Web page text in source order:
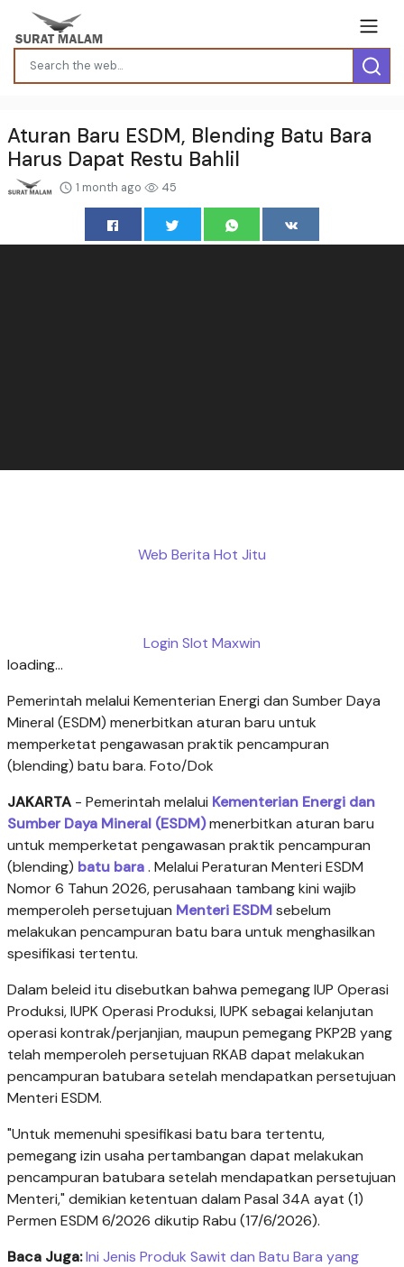
Aturan Baru ESDM, Blending Batu Bara
Harus Dapat Restu Bahlil
1 month ago 45
Web Berita Hot Jitu
Login Slot Maxwin
loading...
Pemerintah melalui Kementerian Energi dan Sumber Daya
Mineral (ESDM) menerbitkan aturan baru untuk
memperketat pengawasan praktik pencampuran
(blending) batu bara. Foto/Dok
JAKARTA - Pemerintah melalui Kementerian Energi dan
Sumber Daya Mineral (ESDM)menerbitkan aturan baru
untuk memperketat pengawasan praktik pencampuran
(blending) batu bara. Melalui Peraturan Menteri ESDM
Nomor 6 Tahun 2026, perusahaan tambang kini wajib
memperoleh persetujuan Menteri ESDMsebelum
melakukan pencampuran batu bara untuk menghasilkan
spesifikasi tertentu.
Dalam beleid itu disebutkan bahwa pemegang IUP Operasi
Produksi, IUPK Operasi Produksi, IUPK sebagai kelanjutan
operasi kontrak/perjanjian, maupun pemegang PKP2B yang
telah memperoleh persetujuan RKAB dapat melakukan
pencampuran batubara setelah mendapatkan persetujuan
Menteri ESDM.
"Untuk memenuhi spesifikasi batu bara tertentu,
pemegang izin usaha pertambangan dapat melakukan
pencampuran batubara setelah mendapatkan persetujuan
Menteri," demikian ketentuan dalam Pasal 34A ayat (1)
Permen ESDM 6/2026 dikutip Rabu (17/6/2026).
Baca Juga:Ini Jenis Produk Sawit dan Batu Bara yang